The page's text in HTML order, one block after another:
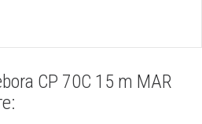
CP 70C 15 m MAR